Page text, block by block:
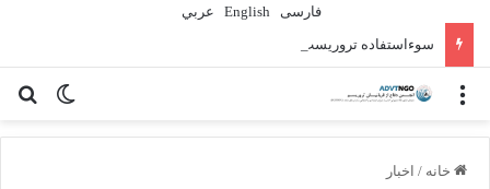
فارسی English
عربي
سوءاستفاده تروریست‌ها از زنان به عنوان سلاح
تغییر منو
خانه / اخبار